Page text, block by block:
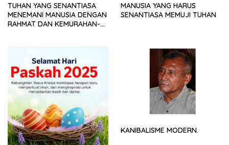
TUHAN YANG SENANTIASA
MENEMANI MANUSIA DENGAN
RAHMAT DAN KEMURAHAN-
MANUSIA YANG HARUS
SENANTIASA MEMUJI TUHAN
KANIBALISME MODERN.